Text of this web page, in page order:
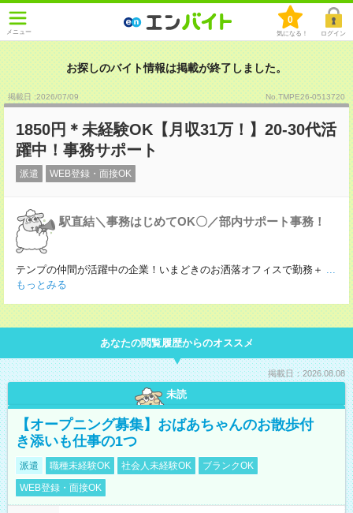
メニュー
0
気になる！ ログイン
お探しのバイト情報は掲載が終了しました。
掲載日 :2026/07/09 No.TMPE26-0513720
1850円＊未経験OK【月収31万！】20-30代活
躍中！事務サポート
派遣 WEB登録・面接OK
駅直結＼事務はじめてOK〇／部内サポート事務！
テンプの仲間が活躍中の企業！いまどきのお洒落オフィスで勤務＋ ...
もっとみる
あなたの閲覧履歴からのオススメ
掲載日：2026.08.08
未読
【オープニング募集】おばあちゃんのお散歩付
き添いも仕事の1つ
派遣 職種未経験OK 社会人未経験OK
ブランクOK
WEB登録・面接OK